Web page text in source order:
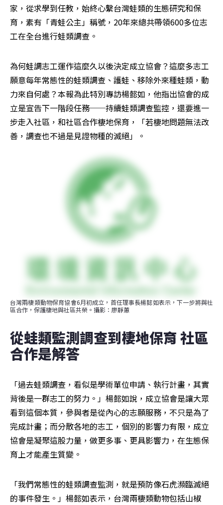
家，從求學到任教，始終心繫台灣蛙類的生態研究和保
育，素有「青蛙公主」稱號，20年來總共帶領600多位志
工在全台進行蛙類調查。
為何蛙調志工運作這麼久以後決定成立協會？這麼多志工
願意每年常態性的蛙類調查、護蛙、移除外來種蛙類，動
力來自何處？本報為此特別專訪楊懿如，他指出協會的成
立是宣告下一階段任務──持續蛙類調查監控，還要進一
步走入社區，和社區合作棲地保育，「若棲地問題無法改
善，調查也不過是見證物種的滅絕」。
台灣兩棲類動物保育協會6月初成立，首任理事長楊懿如表示，下一步將與社
區合作，保護棲地與社區共榮。攝影：廖靜蕙
從蛙類監測調查到棲地保育 社區
合作是解答
「過去蛙類調查，看似是學術單位申請、執行計畫，其實
背後是一群志工的努力。」楊懿如說，成立協會是讓大眾
看到這個本質，參與者是從內心的志願服務，不只是為了
完成計畫；而分散各地的志工，個別的影響力有限，成立
協會是凝聚這股力量，做更多事、更具影響力，在生態保
育上才能產生質變。
「我們常態性的蛙類調查監測，就是預防像石虎瀕臨滅絕
的事件發生。」楊懿如表示，台灣兩棲類動物包括山椒